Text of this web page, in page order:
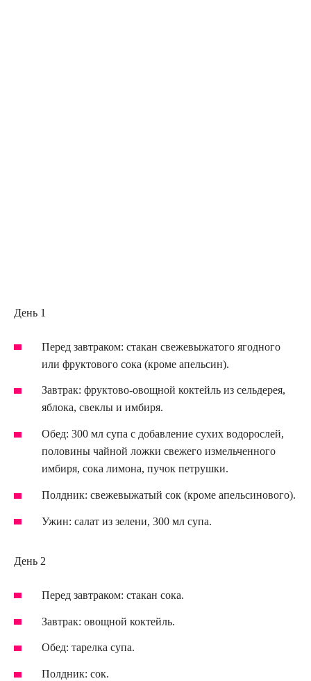
День 1
Перед завтраком: стакан свежевыжатого ягодного
или фруктового сока (кроме апельсин).
Завтрак: фруктово-овощной коктейль из сельдерея,
яблока, свеклы и имбиря.
Обед: 300 мл супа с добавление сухих водорослей,
половины чайной ложки свежего измельченного
имбиря, сока лимона, пучок петрушки.
Полдник: свежевыжатый сок (кроме апельсинового).
Ужин: салат из зелени, 300 мл супа.
День 2
Перед завтраком: стакан сока.
Завтрак: овощной коктейль.
Обед: тарелка супа.
Полдник: сок.